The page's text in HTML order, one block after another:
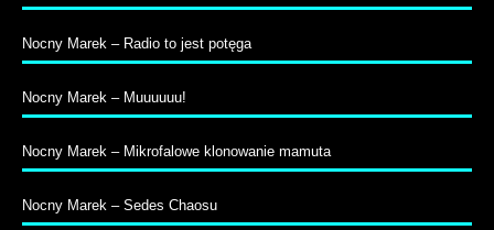
Nocny Marek – Radio to jest potęga
Nocny Marek – Muuuuuu!
Nocny Marek – Mikrofalowe klonowanie mamuta
Nocny Marek – Sedes Chaosu